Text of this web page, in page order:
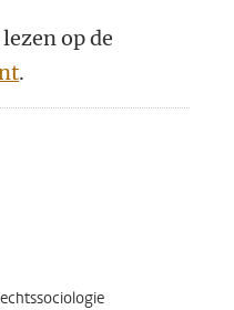
op de
.
Mastodon